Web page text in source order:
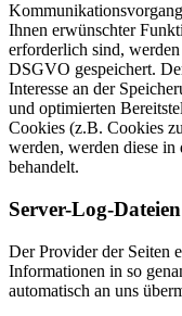
Ihnen erwünschter
erforderlich sind,
DSGVO gespeichert.
Interesse an der
und optimierten
Cookies (z.B. Cookies
werden, werden diese in
behandelt.
Server-Log-Dateien
Der Provider der Seiten
Informationen in so
automatisch an uns